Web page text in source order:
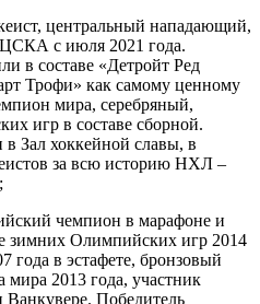
центральный нападающий,
ЦСКА с июля 2021 года.
в составе «Детройт Ред
Трофи» как самому ценному
мира, серебряный,
игр в составе сборной.
Зал хоккейной славы, в
за всю историю НХЛ –
чемпион в марафоне и
зимних Олимпийских игр 2014
года в эстафете, бронзовый
мира 2013 года, участник
Победитель